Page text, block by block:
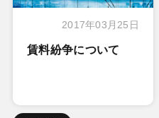
2017年03月25日
賃料紛争について